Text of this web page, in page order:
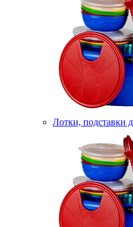
Лотки, подставки